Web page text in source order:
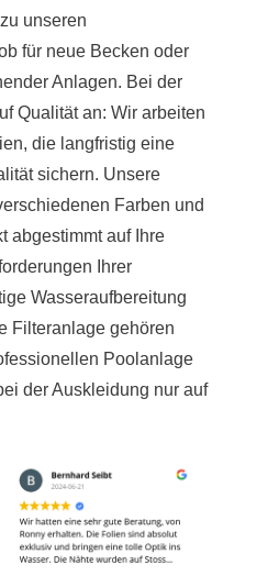
unseren
für neue Becken oder
Anlagen. Bei der
Qualität an: Wir arbeiten
die langfristig eine
sichern. Unsere
Farben und
abgestimmt auf Ihre
Ihrer
Wasseraufbereitung
Filteranlage gehören
Poolanlage
der Auskleidung nur auf